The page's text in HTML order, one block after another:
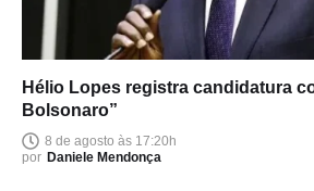
Hélio Lopes registra candidatura
Bolsonaro”
8 de agosto às 17:20h
por Daniele Mendonça